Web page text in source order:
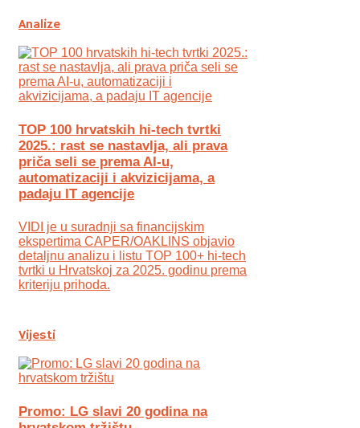
Analize
TOP 100 hrvatskih hi-tech tvrtki
2025.: rast se nastavlja, ali prava
priča seli se prema AI-u,
automatizaciji i akvizicijama, a
padaju IT agencije
VIDI je u suradnji sa financijskim
ekspertima CAPER/OAKLINS objavio
detaljnu analizu i listu TOP 100+ hi-tech
tvrtki u Hrvatskoj za 2025. godinu prema
kriteriju prihoda.
Vijesti
Promo: LG slavi 20 godina na